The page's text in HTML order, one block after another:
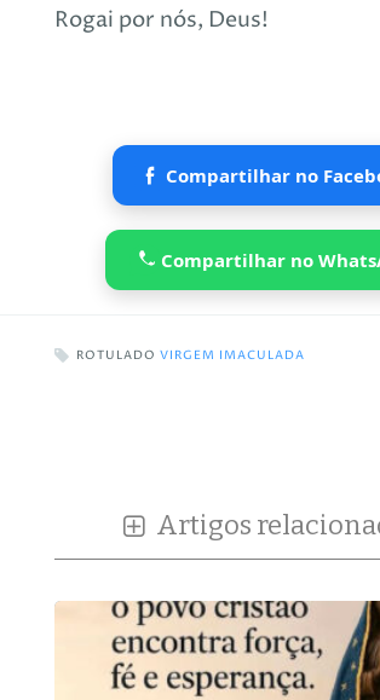
Rogai por nós, Deus!
Compartilhar no
Compartilhar no
ROTULADO VIRGEM IMACULADA
Artigos